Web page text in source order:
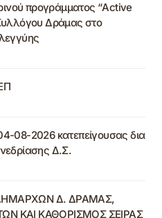
προγράμματος “Active
Δράμας στο
08-2026 κατεπείγουσας δια
Δ.Σ.
Δ. ΔΡΑΜΑΣ,
ΚΑΙ ΚΑΘΟΡΙΣΜΟΣ ΣΕΙΡΑΣ